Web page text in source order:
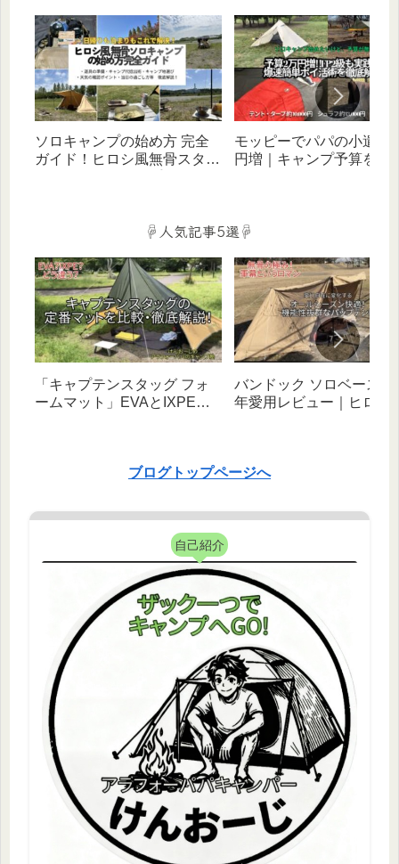
ソロキャンプの始め方 完全
ガイド！ヒロシ風無骨スタイ
モッピーでパパの小遣い
円増｜キャンプ予算を増
☟人気記事5選☟
「キャプテンスタッグ フォ
ームマット」EVAとIXPEタ
バンドック ソロベース
年愛用レビュー｜ヒロシ
ブログトップページへ
自己紹介